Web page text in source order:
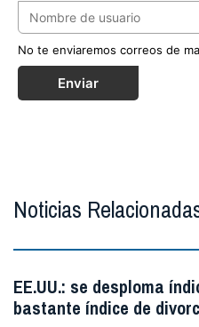
No te enviaremos correos de
Enviar
Noticias
EE.UU.: se desploma
bastante índice de